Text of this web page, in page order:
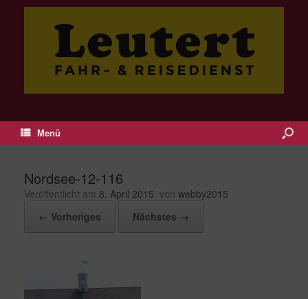
Menü
Nordsee-12-116
Veröffentlicht am 8. April 2015 von webby2015
← Vorheriges
Nächstes →